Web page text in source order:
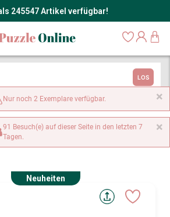
245547 Artikel verfügbar!
LOS
Verrücktes Trio
Neuheiten
×
Nur noch 2 Exemplare verfügbar.
×
91 Besuch(e) auf dieser Seite in den letzten 7
Tagen.